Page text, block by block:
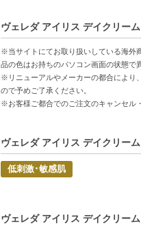
皮脂バランス整え-ハマメリスの成
メイク下地としても使用可-デイ
【こんな方へおすすめ】
肌に負担をかけたくない方
メイクをする方で、理想的な肌の
ヴェレダ アイリス デイクリー
※当サイトにてお取り扱いしている海外
品の色はお持ちのパソコン画面の状態で
※リニューアルやメーカーの都合により
ので予めご了承ください。
※お客様ご都合でのご注文のキャンセル
ヴェレダ アイリス デイクリー
低刺激･敏感肌
ヴェレダ アイリス デイクリー